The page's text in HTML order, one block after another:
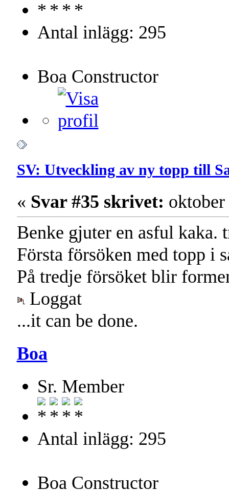
Antal inlägg: 295
Boa Constructor
SV: Utveckling av ny topp till
« Svar #35 skrivet:
Benke gjuter en asful kaka.
Första försöken med topp i
På tredje försöket blir
Loggat
...it can be done.
Boa
Sr. Member
Antal inlägg: 295
Boa Constructor